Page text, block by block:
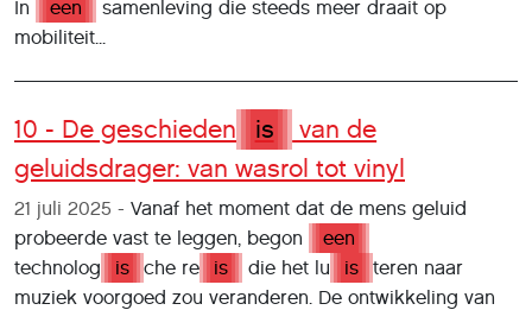
In een
samenleving die steeds meer draait op
mobiliteit...
10 - De geschieden is
van de
geluidsdrager: van wasrol tot vinyl
21 juli 2025
Vanaf het moment dat de mens geluid
probeerde vast te leggen, begon
een
technolog
is che re is die het lu is
teren naar
muziek voorgoed zou veranderen. De ontwikkeling van